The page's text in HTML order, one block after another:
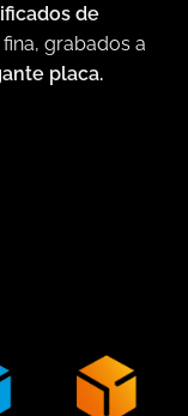
de
grabados a
placa.